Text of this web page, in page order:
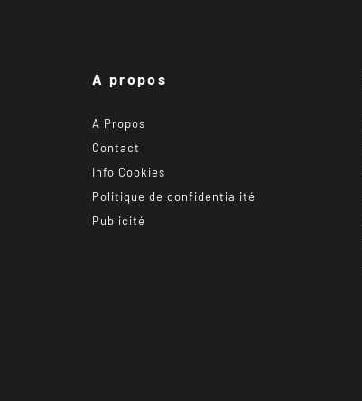
A propos
A Propos
Contact
Info Cookies
Politique de confidentialité
Publicité